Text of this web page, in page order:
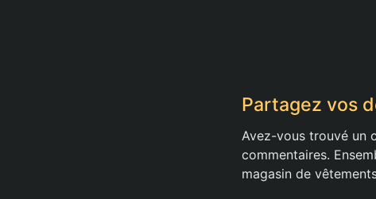
Partagez vos
Avez-vous trouvé un
commentaires.
magasin de